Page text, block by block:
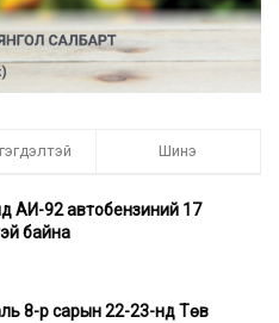
Шинэ
АИ-92 автобензиний 17
байна
8-р сарын 22-23-нд Төв